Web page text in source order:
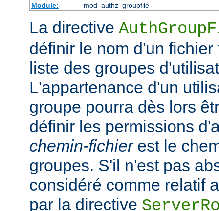
Module:
mod_authz_groupfile
La directive
définir le nom d'un
liste des groupes
L'appartenance d'un
groupe pourra dès lors
définir les permissions
chemin-fichierest le
groupes. S'il n'est pas
considéré comme relatif
par la directive